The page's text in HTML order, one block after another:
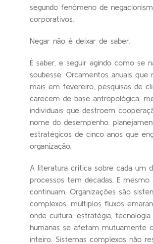
segundo fenômeno de
corporativos.
Negar não é deixar de saber.
É saber, e seguir agindo como se
soubesse. Orcamentos anuais que
mais em fevereiro, pesquisas de
carecem de base antropológica,
individuais que destroem
nome do desempenho.
estratégicos de cinco anos que
organização.
A literatura crítica sobre cada um
processos tem décadas. E mesmo
continuam. Organizações são
complexos, múltiplos fluxos
onde cultura, estratégia,
humanas se afetam mutuamente
inteiro. Sistemas complexos não